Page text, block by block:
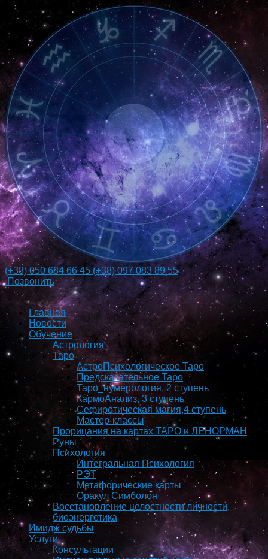
(+38)050 684 66 45 (+38)097 083 89 55
Позвонить
Главная
Новости
Обучение
Астрология
Таро
АстроПсихологическое Таро
Предсказательное Таро
Таро_нумерология, 2 ступень
КармоAнализ, 3 ступень
Сефиротическая магия,4 ступень
Мастер-классы
Прорицания на картах ТАРО и ЛЕНОРМАН
Руны
Психология
Интегральная Психология
РЭТ
Метафорические карты
Оракул Симболон
Восстановление целостности личности,
биоэнергетика
Имидж судьбы
Услуги
Консультации